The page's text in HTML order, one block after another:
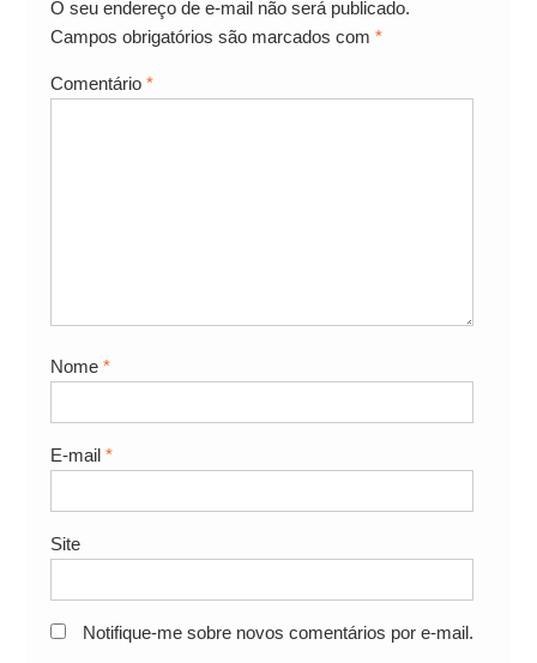
O seu endereço de e-mail não será publicado.
Campos obrigatórios são marcados com *
Comentário *
Nome *
E-mail *
Site
Notifique-me sobre novos comentários por e-mail.